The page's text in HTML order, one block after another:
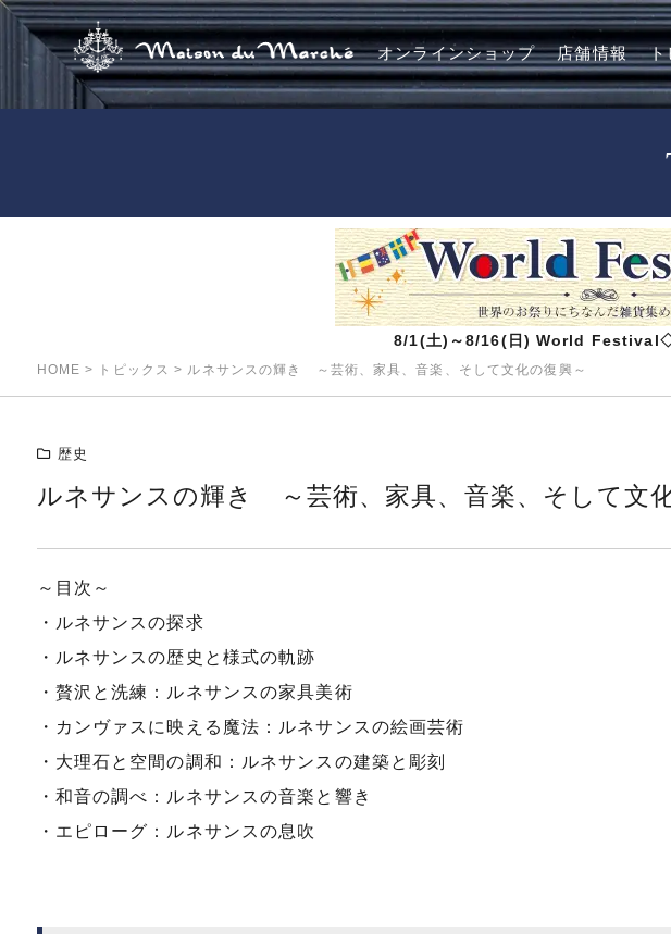
オンラインショップ 店舗情報 ト
8/1(土)～8/16(日) World Festival◇
HOME > トピックス > ルネサンスの輝き ～芸術、家具、音楽、そして文化の復興～
歴史
ルネサンスの輝き ～芸術、家具、音楽、そして文
～目次～
・ルネサンスの探求
・ルネサンスの歴史と様式の軌跡
・贅沢と洗練：ルネサンスの家具美術
・カンヴァスに映える魔法：ルネサンスの絵画芸術
・大理石と空間の調和：ルネサンスの建築と彫刻
・和音の調べ：ルネサンスの音楽と響き
・エピローグ：ルネサンスの息吹